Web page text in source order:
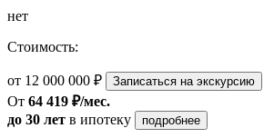
нет
Стоимость:
от 12 000 000 ₽ Записаться на экскурсию
От 64 419 ₽/мес.
до 30 лет в ипотеку подробнее